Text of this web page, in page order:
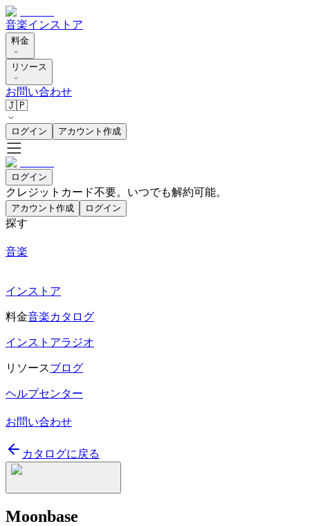
音楽インストア
料金
リソース
お問い合わせ
🇯🇵
ログイン アカウント作成
ログイン
クレジットカード不要。いつでも解約可能。
アカウント作成 ログイン
探す
音楽
インストア
料金音楽カタログ
インストアラジオ
リソースブログ
ヘルプセンター
お問い合わせ
カタログに戻る
Moonbase